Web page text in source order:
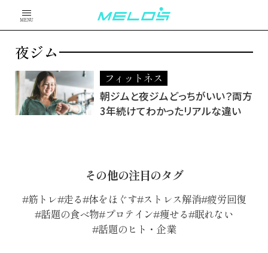
MENU
夜ジム
フィットネス
朝ジムと夜ジムどっちがいい？両方
3年続けてわかったリアルな違い
その他の注目のタグ
筋トレ 走る 体をほぐす ストレス解消 疲労回復
話題の食べ物 プロテイン 痩せる 眠れない
話題のヒト・企業